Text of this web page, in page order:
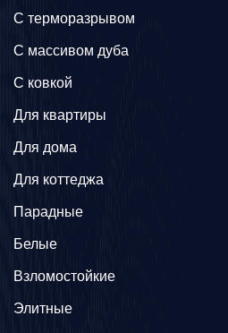
C терморазрывом
C массивом дуба
C ковкой
Для квартиры
Для дома
Для коттеджа
Парадные
Белые
Взломостойкие
Элитные